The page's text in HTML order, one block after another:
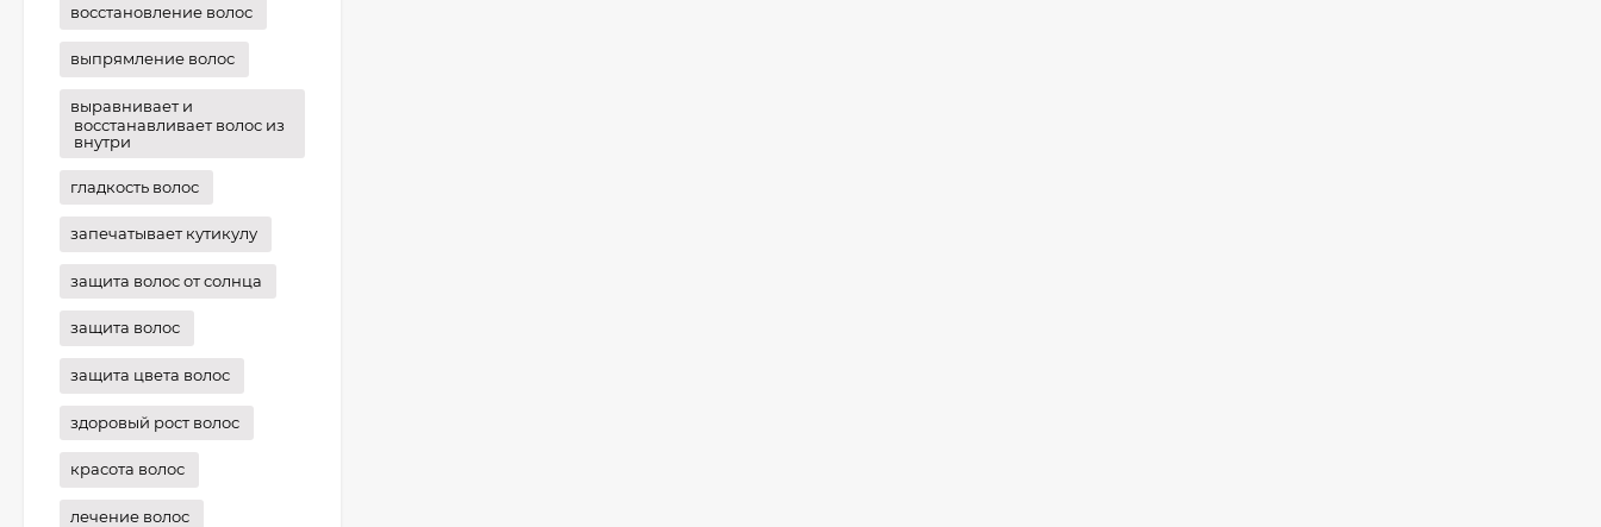
восстановление волос
выпрямление волос
выравнивает и
восстанавливает волос из
внутри
гладкость волос
запечатывает кутикулу
защита волос от солнца
защита волос
защита цвета волос
здоровый рост волос
красота волос
лечение волос